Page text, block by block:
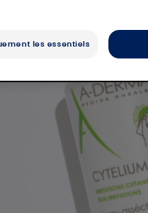
les essentiels